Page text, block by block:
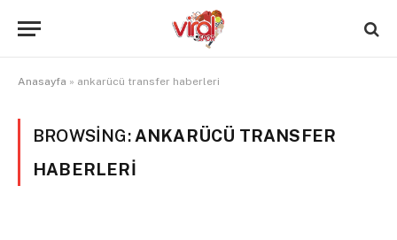
Anasayfa » ankarücü transfer haberleri
BROWSING: ANKARÜCÜ TRANSFER
HABERLERI